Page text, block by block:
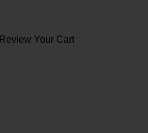
Review Your Cart